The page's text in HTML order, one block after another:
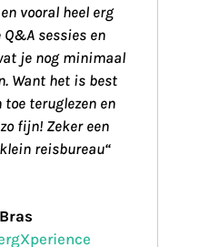
vooral heel erg
sessies en
je nog minimaal
Want het is best
toe teruglezen en
fijn! Zeker een
reisbureau“